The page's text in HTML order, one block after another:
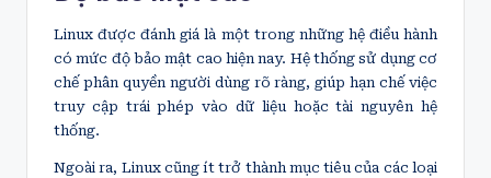
Linux được đánh giá là một trong những hệ điều hành
có mức độ bảo mật cao hiện nay. Hệ thống sử dụng cơ
chế phân quyền người dùng rõ ràng, giúp hạn chế việc
truy cập trái phép vào dữ liệu hoặc tài nguyên hệ
thống.
Ngoài ra, Linux cũng ít trở thành mục tiêu của các loại